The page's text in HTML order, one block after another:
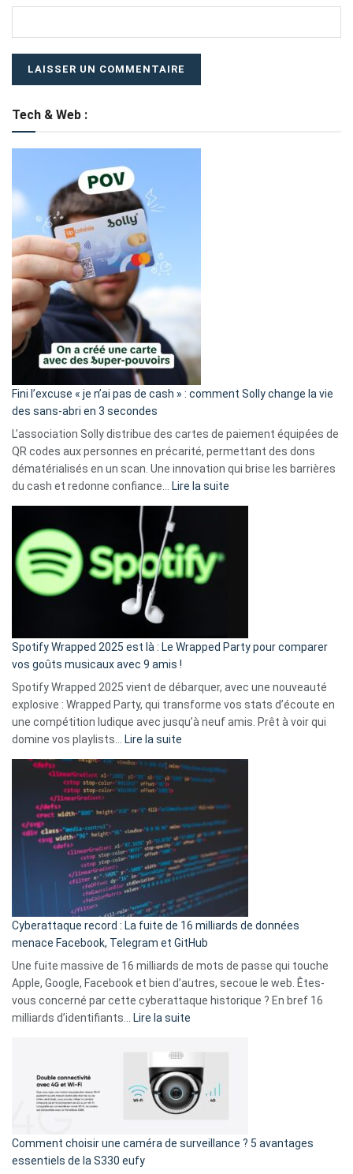
Tech & Web :
Fini l’excuse « je n’ai pas de cash » : comment Solly change la vie
des sans-abri en 3 secondes
L’association Solly distribue des cartes de paiement équipées de
QR codes aux personnes en précarité, permettant des dons
dématérialisés en un scan. Une innovation qui brise les barrières
du cash et redonne confiance… Lire la suite
Fini
»
Solly
change
la
des
3
secondes
Spotify Wrapped 2025 est là : Le Wrapped Party pour comparer
vos goûts musicaux avec 9 amis !
Spotify Wrapped 2025 vient de débarquer, avec une nouveauté
explosive : Wrapped Party, qui transforme vos stats d’écoute en
une compétition ludique avec jusqu’à neuf amis. Prêt à voir qui
domine vos playlists… Lire la suite
Spotify
Wrapped
est
là
:
Le
Wrapped
Party
pour
comparer
vos
goûts
musicaux
avec
9
!
Cyberattaque record : La fuite de 16 milliards de données
menace Facebook, Telegram et GitHub
Une fuite massive de 16 milliards de mots de passe qui touche
Apple, Google, Facebook et bien d’autres, secoue le web. Êtes-
vous concerné par cette cyberattaque historique ? En bref 16
milliards d’identifiants… Lire la suite
record
:
La
fuite
16
Comment choisir une caméra de surveillance ? 5 avantages
essentiels de la S330 eufy